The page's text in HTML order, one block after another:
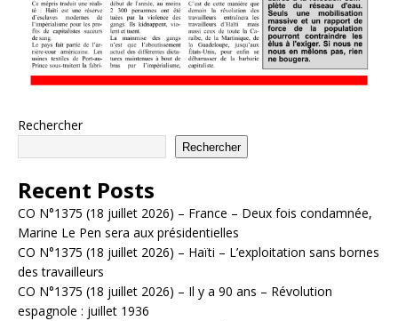
Rechercher
Rechercher
Recent Posts
CO N°1375 (18 juillet 2026) – France – Deux fois condamnée,
Marine Le Pen sera aux présidentielles
CO N°1375 (18 juillet 2026) – Haïti – L’exploitation sans bornes
des travailleurs
CO N°1375 (18 juillet 2026) – Il y a 90 ans – Révolution
espagnole : juillet 1936